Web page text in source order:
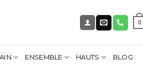
0
ENSEMBLE HAUTS BLOG